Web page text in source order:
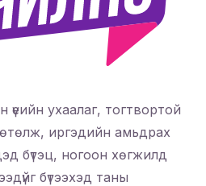
ухаалаг, тогтвортой
иргэдийн амьдрах
бүтэц, ногоон хөгжилд
бүтээхэд таны